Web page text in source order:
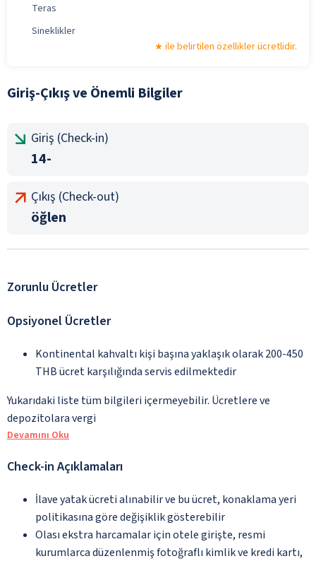
Teras
Sineklikler
ile belirtilen özellikler ücretlidir.
Giriş-Çıkış ve Önemli Bilgiler
Giriş (Check-in)
14-
Çıkış (Check-out)
öğlen
Zorunlu Ücretler
Opsiyonel Ücretler
Kontinental kahvaltı kişi başına yaklaşık olarak 200-450
THB ücret karşılığında servis edilmektedir
Yukarıdaki liste tüm bilgileri içermeyebilir. Ücretlere ve
depozitolara vergi
Devamını Oku
Check-in Açıklamaları
İlave yatak ücreti alınabilir ve bu ücret, konaklama yeri
politikasına göre değişiklik gösterebilir
Olası ekstra harcamalar için otele girişte, resmi
kurumlarca düzenlenmiş fotoğraflı kimlik ve kredi kartı,